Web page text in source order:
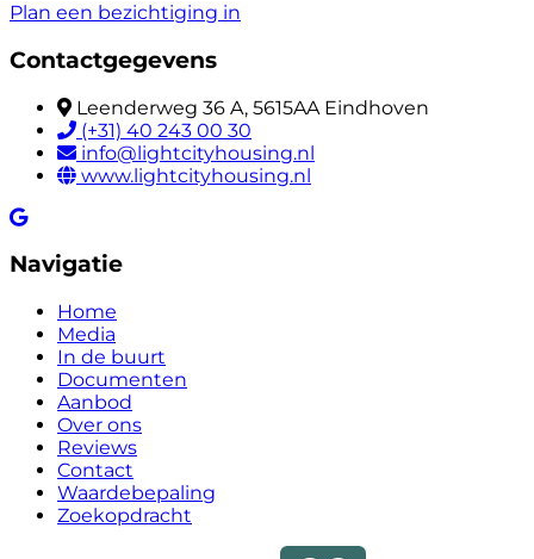
Plan een bezichtiging in
Contactgegevens
Leenderweg 36 A, 5615AA Eindhoven
(+31) 40 243 00 30
info@lightcityhousing.nl
www.lightcityhousing.nl
Navigatie
Home
Media
In de buurt
Documenten
Aanbod
Over ons
Reviews
Contact
Waardebepaling
Zoekopdracht